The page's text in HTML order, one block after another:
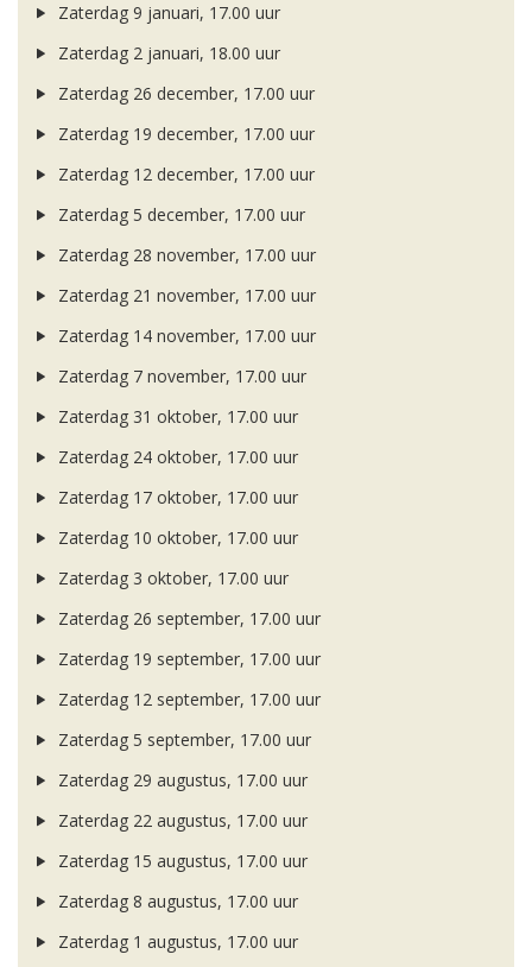
Zaterdag 9 januari, 17.00 uur
Zaterdag 2 januari, 18.00 uur
Zaterdag 26 december, 17.00 uur
Zaterdag 19 december, 17.00 uur
Zaterdag 12 december, 17.00 uur
Zaterdag 5 december, 17.00 uur
Zaterdag 28 november, 17.00 uur
Zaterdag 21 november, 17.00 uur
Zaterdag 14 november, 17.00 uur
Zaterdag 7 november, 17.00 uur
Zaterdag 31 oktober, 17.00 uur
Zaterdag 24 oktober, 17.00 uur
Zaterdag 17 oktober, 17.00 uur
Zaterdag 10 oktober, 17.00 uur
Zaterdag 3 oktober, 17.00 uur
Zaterdag 26 september, 17.00 uur
Zaterdag 19 september, 17.00 uur
Zaterdag 12 september, 17.00 uur
Zaterdag 5 september, 17.00 uur
Zaterdag 29 augustus, 17.00 uur
Zaterdag 22 augustus, 17.00 uur
Zaterdag 15 augustus, 17.00 uur
Zaterdag 8 augustus, 17.00 uur
Zaterdag 1 augustus, 17.00 uur